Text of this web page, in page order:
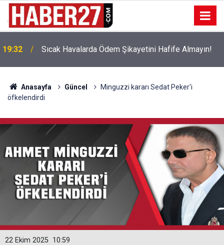
19:32 Sıcak Havalarda Ödem Şikayetini Hafife Almayın!
Anasayfa Güncel
Minguzzi kararı Sedat Peker'i
öfkelendirdi
10:59
22 Ekim 2025